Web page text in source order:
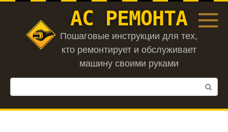
Перейти
АС РЕМОНТА
Пошаговые инструкции для тех,
кто ремонтирует и обслуживает
машину своими руками
Поиск: